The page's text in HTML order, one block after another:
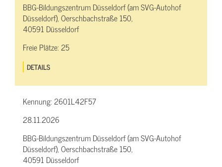
BBG-Bildungszentrum Düsseldorf (am SVG-Autohof
Düsseldorf), Oerschbachstraße 150,
40591 Düsseldorf
Freie Plätze:25
DETAILS
Kennung:2601L42F57
28.11.2026
BBG-Bildungszentrum Düsseldorf (am SVG-Autohof
Düsseldorf), Oerschbachstraße 150,
40591 Düsseldorf